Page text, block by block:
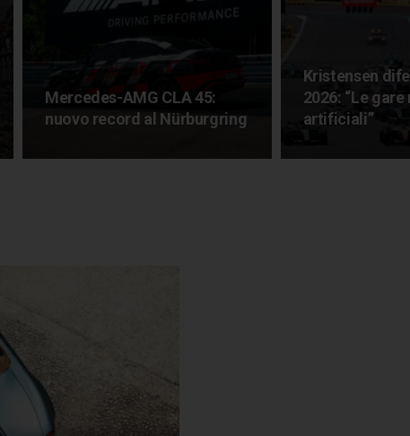
Mercedes-AMG CLA 45:
nuovo record al Nürburgring
Kristensen
2026: “Le
artificiali”